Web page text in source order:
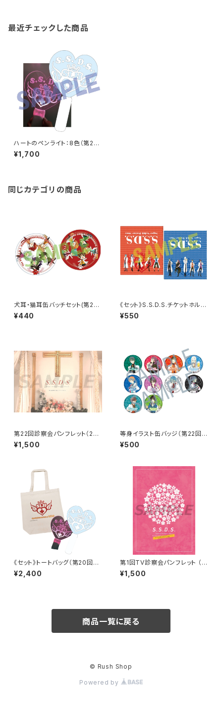
最近チェックした商品
ハートのペンライト：8色（第21
回診察会「新春紅白医者合戦」）
¥1,700
同じカテゴリの商品
犬耳・猫耳缶バッチセット(第21
回診察会)
¥440
《セット》S.S.D.S.チケットホルダ
ー2種セット（第22回診察会）
¥550
第22回診察会パンフレット（201
8年12月23日開催）
¥1,500
等身イラスト缶バッジ（第22回診
察会）
¥500
《セット》トートバッグ（第20回診
察会）＆ハートのペンライト（ 第
21回診察会）
¥2,400
第1回TV診察会パンフレット （2
020年4月5日開催）
¥1,500
商品一覧に戻る
© Rush Shop
Powered by